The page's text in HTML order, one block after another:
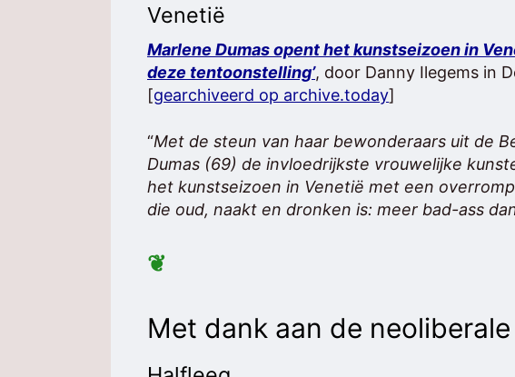
Venetië
Marlene Dumas opent het kunstseizoen in
deze tentoonstelling’, door Danny Ilegems in
[gearchiveerd op archive.today]
“Met de steun van haar bewonderaars uit de
Dumas (69) de invloedrijkste vrouwelijke
het kunstseizoen in Venetië met een
die oud, naakt en dronken is: meer bad-ass
❦
Met dank aan de neoliberale